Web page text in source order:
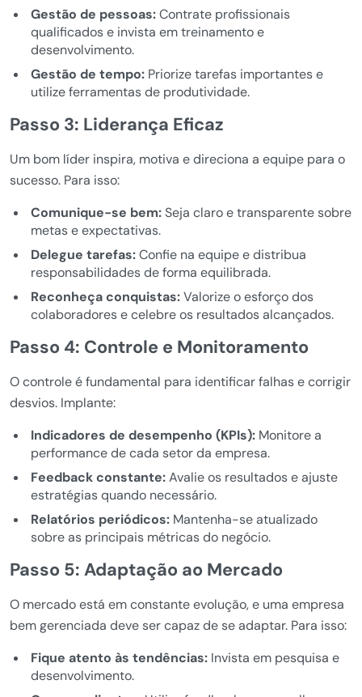
Gestão de pessoas:Contrate profissionais
qualificados e invista em treinamento e
desenvolvimento.
Gestão de tempo:Priorize tarefas importantes e
utilize ferramentas de produtividade.
Passo 3: Liderança Eficaz
Um bom líder inspira, motiva e direciona a equipe para o
sucesso. Para isso:
Comunique-se bem:Seja claro e transparente sobre
metas e expectativas.
Delegue tarefas:Confie na equipe e distribua
responsabilidades de forma equilibrada.
Reconheça conquistas:Valorize o esforço dos
colaboradores e celebre os resultados alcançados.
Passo 4: Controle e Monitoramento
O controle é fundamental para identificar falhas e corrigir
desvios. Implante:
Indicadores de desempenho (KPIs):Monitore a
performance de cada setor da empresa.
Feedback constante:Avalie os resultados e ajuste
estratégias quando necessário.
Relatórios periódicos:Mantenha-se atualizado
sobre as principais métricas do negócio.
Passo 5: Adaptação ao Mercado
O mercado está em constante evolução, e uma empresa
bem gerenciada deve ser capaz de se adaptar. Para isso:
Fique atento às tendências:Invista em pesquisa e
desenvolvimento.